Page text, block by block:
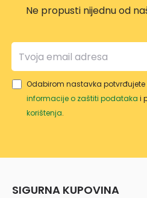
FBK
GRW
T/NY
WT/1
0
Ne propusti nijednu od
Odabirom nastavka
informacije o zaštiti podataka i
korištenja.
SIGURNA KUPOVINA